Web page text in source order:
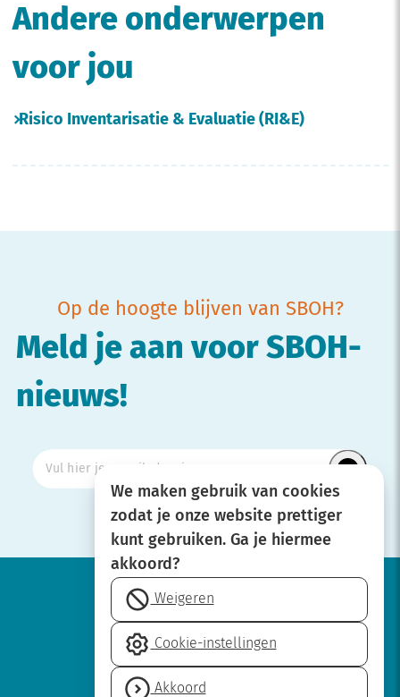
Andere onderwerpen
voor jou
Risico Inventarisatie & Evaluatie (RI&E)
Op de hoogte blijven van SBOH?
Meld je aan voor SBOH-
nieuws!
Werken bij
Privacyverklaring
We maken gebruik van cookies
zodat je onze website prettiger
kunt gebruiken. Ga je hiermee
akkoord?
Weigeren
Cookie-instellingen
Akkoord